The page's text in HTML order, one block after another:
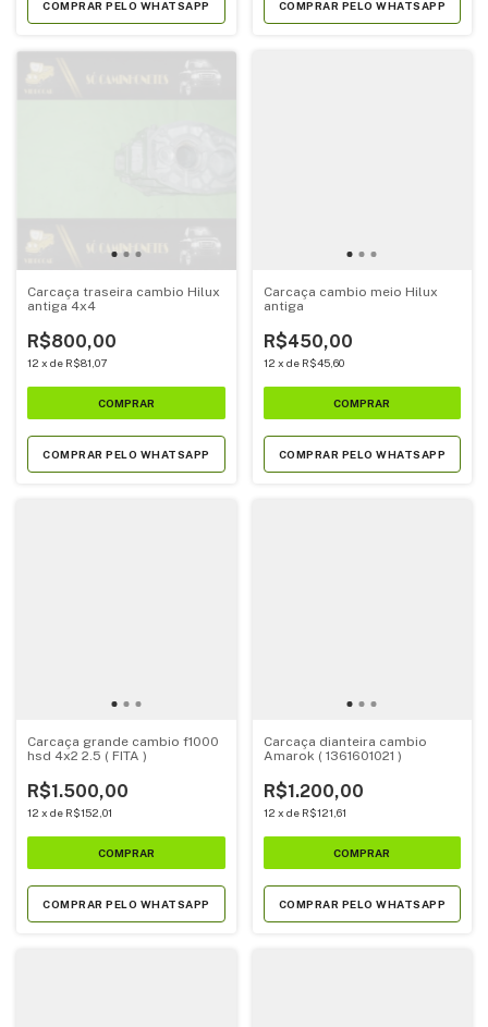
COMPRAR PELO WHATSAPP COMPRAR PELO WHATSAPP
Carcaça traseira cambio Hilux
antiga 4x4
R$800,00
12 x de R$81,07
COMPRAR PELO WHATSAPP
Carcaça cambio meio Hilux
antiga
R$450,00
12 x de R$45,60
COMPRAR PELO WHATSAPP
Carcaça grande cambio f1000
hsd 4x2 2.5 ( FITA )
R$1.500,00
12 x de R$152,01
COMPRAR PELO WHATSAPP
Carcaça dianteira cambio
Amarok ( 1361601021 )
R$1.200,00
12 x de R$121,61
COMPRAR PELO WHATSAPP